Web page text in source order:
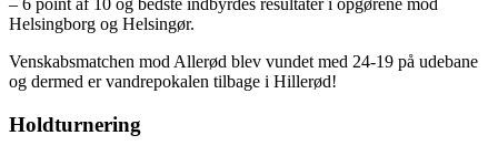
– 6 point af 10 og bedste indbyrdes resultater i opgørene mod
Helsingborg og Helsingør.
Venskabsmatchen mod Allerød blev vundet med 24-19 på udebane
og dermed er vandrepokalen tilbage i Hillerød!
Holdturnering